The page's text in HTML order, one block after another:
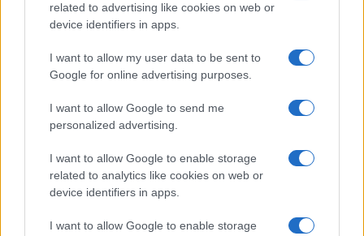
related to advertising like cookies on web or
device identifiers in apps.
I want to allow my user data to be sent to
Google for online advertising purposes.
I want to allow Google to send me
personalized advertising.
I want to allow Google to enable storage
related to analytics like cookies on web or
device identifiers in apps.
I want to allow Google to enable storage
Christmas World a Roma, la Capitale ospiterà il
villaggio natalizio più grande d’Europa